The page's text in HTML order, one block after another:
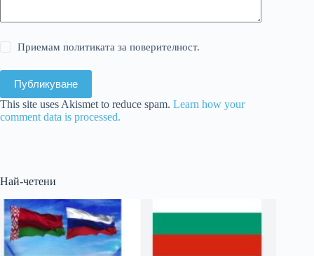
Приемам политиката за поверителност.
Публикуване
This site uses Akismet to reduce spam. Learn how your
comment data is processed.
Най-четени